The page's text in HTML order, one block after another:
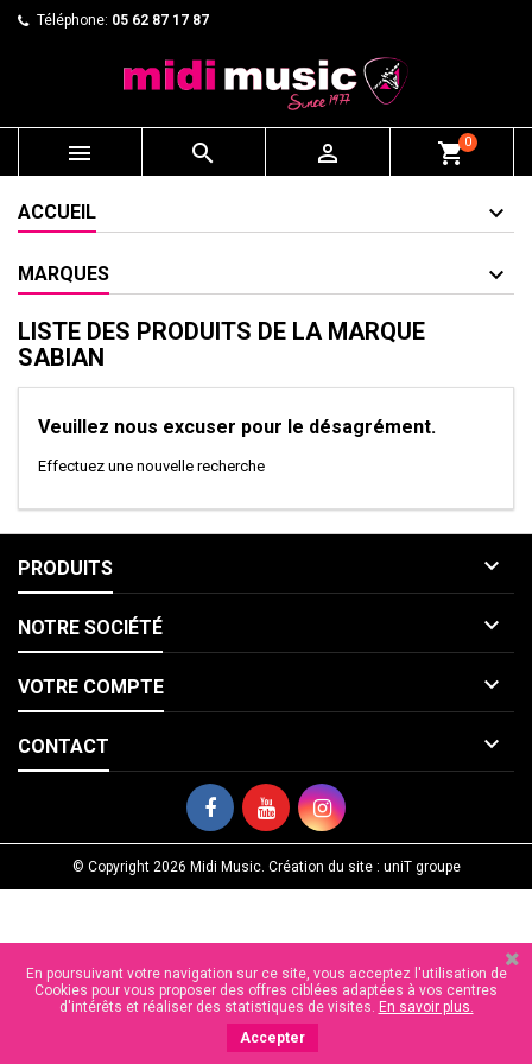
Téléphone: 05 62 87 17 87
   shopping_cart0
ACCUEIL
MARQUES
LISTE DES PRODUITS DE LA MARQUE
SABIAN
Veuillez nous excuser pour le désagrément.
Effectuez une nouvelle recherche
PRODUITS 
NOTRE SOCIÉTÉ 
VOTRE COMPTE 
CONTACT 
© Copyright 2026 Midi Music. Création du site : uniT groupe
En poursuivant votre navigation sur ce site, vous acceptez l'utilisation de
Cookies pour vous proposer des offres ciblées adaptées à vos centres
d'intérêts et réaliser des statistiques de visites. En savoir plus.
Accepter